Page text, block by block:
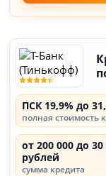
ПСК 19,9% до
полная стоимость
от 200 000 до 30
рублей
сумма кредита